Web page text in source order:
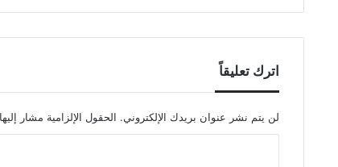
اترك تعليقاً
لن يتم نشر عنوان بريدك الإلكتروني. الحقول الإلزامية مشار